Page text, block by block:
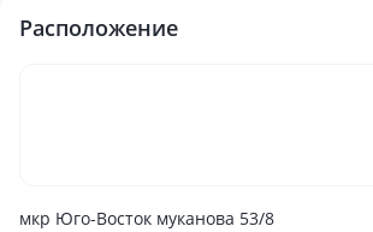
Расположение
мкр Юго-Восток муканова 53/8